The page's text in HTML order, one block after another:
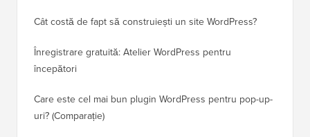
Cât costă de fapt să construiești un site WordPress?
Înregistrare gratuită: Atelier WordPress pentru
începători
Care este cel mai bun plugin WordPress pentru pop-up-
uri? (Comparație)